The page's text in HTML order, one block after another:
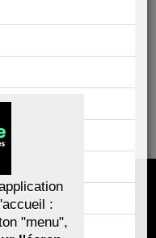
de cinefile
s'abonner
:
"menu",